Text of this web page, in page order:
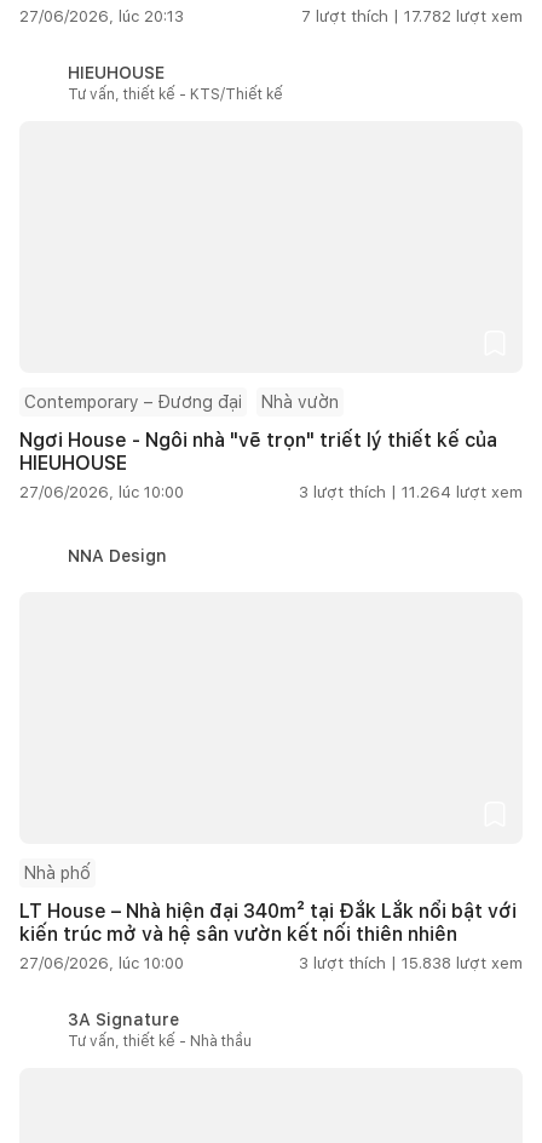
27/06/2026, lúc 20:13 7 lượt thích | 17.782 lượt xem
HIEUHOUSE
Tư vấn, thiết kế - KTS/Thiết kế
Contemporary – Đương đại Nhà vườn
Ngơi House - Ngôi nhà "vẽ trọn" triết lý thiết kế của
HIEUHOUSE
27/06/2026, lúc 10:00 3 lượt thích | 11.264 lượt xem
NNA Design
Nhà phố
LT House – Nhà hiện đại 340m² tại Đắk Lắk nổi bật với
kiến trúc mở và hệ sân vườn kết nối thiên nhiên
27/06/2026, lúc 10:00 3 lượt thích | 15.838 lượt xem
3A Signature
Tư vấn, thiết kế - Nhà thầu